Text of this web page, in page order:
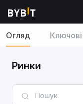
Огляд
Ринки